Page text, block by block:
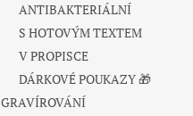
ANTIBAKTERIÁLNÍ
S HOTOVÝM TEXTEM
V PROPISCE
DÁRKOVÉ POUKAZY 🎁
GRAVÍROVÁNÍ